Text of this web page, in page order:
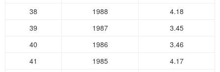
38
1988
4.18
39
1987
3.45
40
1986
3.46
41
1985
4.17